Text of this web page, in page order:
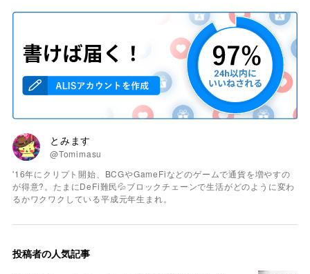
とみます
@Tomimasu
'16年にクリプト開始、BCGやGameFiなどのゲームで通貨を増やすの
が得意?。たまにDeFi難民💦ブロックチェーンで生活がどのように変わ
るかワクワクしている平成元年生まれ。
投稿者の人気記事